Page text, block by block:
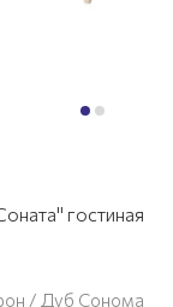
гостиная
/ Дуб Сонома